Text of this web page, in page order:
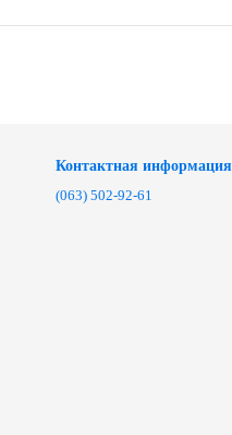
Контактная информация
(063) 502-92-61